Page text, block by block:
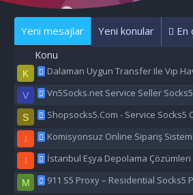
Yeni mesajlar Yeni konular En
Konu
K Dalaman Uygun Transfer Ile Vıp Havalimanı,
V Vn5Socks.net Service Seller
S Shopsocks5.Com - Service Socks5
I Komisyonsuz Online Sipariş Sistemi
I İstanbul Eşya Depolama Çözümleri
M 911 S5 Proxy – Residential Socks5